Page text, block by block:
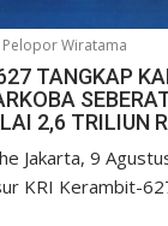
Pelopor Wiratama
TANGKAP
2,6 TRILIUN
Jakarta, 9
KRI Kerambit-